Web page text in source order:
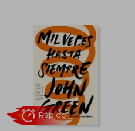
10%
dcto.